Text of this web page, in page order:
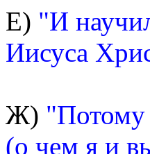
Е) "И
Иисуса
Ж) "Потому
(о чем я и